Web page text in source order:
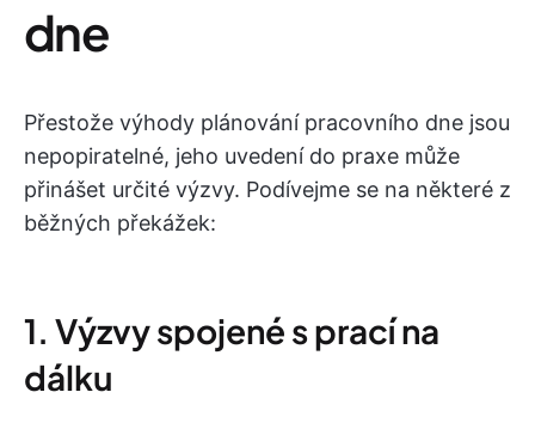
dne
Přestože výhody plánování pracovního dne jsou
nepopiratelné, jeho uvedení do praxe může
přinášet určité výzvy. Podívejme se na některé z
běžných překážek:
1. Výzvy spojené s prací na
dálku